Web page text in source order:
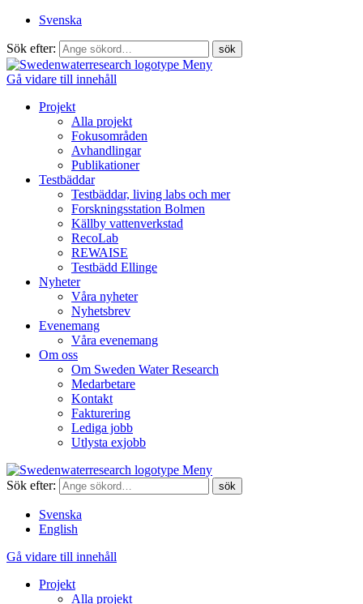
Svenska
Sök efter:
Meny
Gå vidare till innehåll
Projekt
Alla projekt
Fokusområden
Avhandlingar
Publikationer
Testbäddar
Testbäddar, living labs och mer
Forskningsstation Bolmen
Källby vattenverkstad
RecoLab
REWAISE
Testbädd Ellinge
Nyheter
Våra nyheter
Nyhetsbrev
Evenemang
Våra evenemang
Om oss
Om Sweden Water Research
Medarbetare
Kontakt
Fakturering
Lediga jobb
Utlysta exjobb
Meny
Sök efter:
Svenska
English
Gå vidare till innehåll
Projekt
Alla projekt